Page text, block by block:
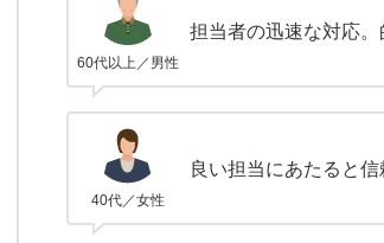
60代以上／男性
担当者の迅速な対応。
40代／女性
良い担当にあたると信